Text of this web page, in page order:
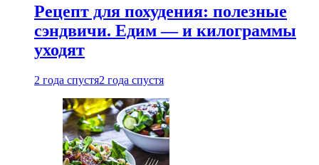
Рецепт для похудения: полезные
сэндвичи. Едим — и килограммы
уходят
2 года спустя2 года спустя